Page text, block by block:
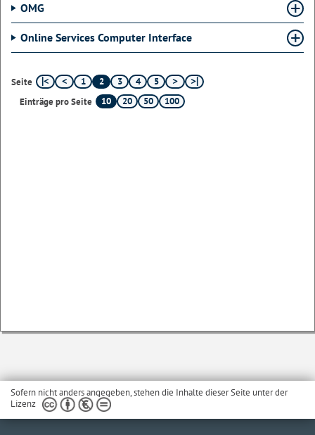
OMG
Online Services Computer Interface
Seite 1 2 3 4
5
Einträge pro Seite
10 20 50 100
Sofern nicht anders angegeben, stehen die Inhalte dieser Seite unter der
Lizenz